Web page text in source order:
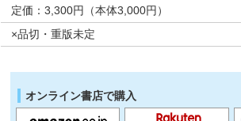
定価：3,300円（本体3,000円）
×品切・重版未定
オンライン書店で購入